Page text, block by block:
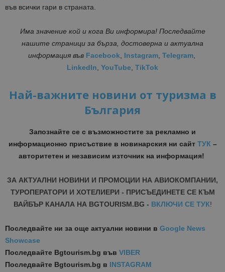
във всички гари в страната.
Има значение кой и кога Ви информира! Последвайте
нашите страници за бърза, достоверна и актуална
информация във Facebook, Instagram, Telegram,
LinkedIn, YouTube, TikTok
Най-важните новини от туризма в
България
Запознайте се с възможностите за рекламно и
информационно присъствие в новинарския ни сайт ТУК–
авторитетен и независим източник на информация!
ЗА АКТУАЛНИ НОВИНИ И ПРОМОЦИИ НА АВИОКОМПАНИИ,
ТУРОПЕРАТОРИ И ХОТЕЛИЕРИ - ПРИСЪЕДИНЕТЕ СЕ КЪМ
ВАЙБЪР КАНАЛА НА BGTOURISM.BG - ВКЛЮЧИ СЕ ТУК!
Последвайте ни за още актуални новини в Google News
Showcase
Последвайте Bgtourism.bg във VIBER
Последвайте Bgtourism.bg в INSTAGRAM